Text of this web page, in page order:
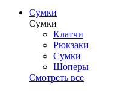
Сумки
Сумки
Клатчи
Рюкзаки
Сумки
Шоперы
Смотреть все